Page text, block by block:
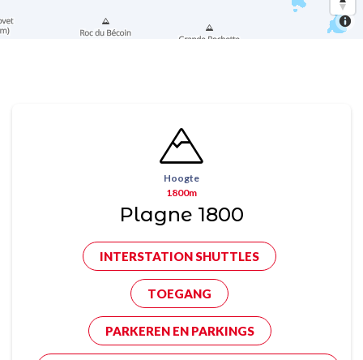
Hoogte
1800m
Plagne 1800
INTERSTATION SHUTTLES
TOEGANG
PARKEREN EN PARKINGS